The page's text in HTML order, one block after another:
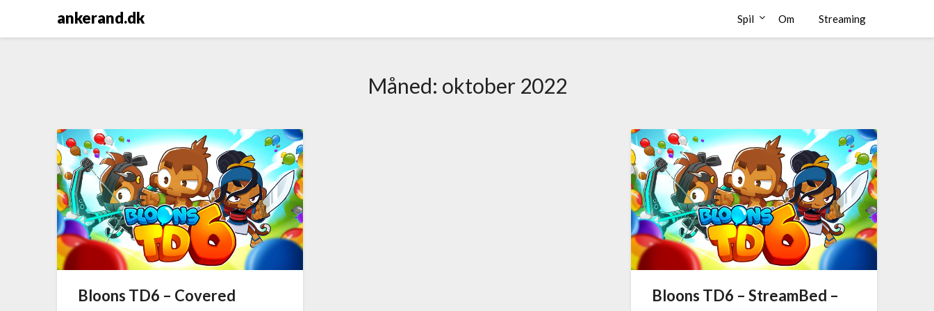
ankerand.dk Spil Om Streaming
Måned: oktober 2022
Bloons TD6 – Covered
Bloons TD6 – StreamBed –